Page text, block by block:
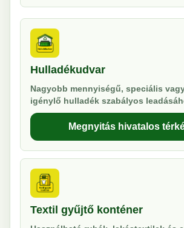
Hulladékudvar
Nagyobb mennyiségű, speciális
igénylő hulladék szabályos
Megnyitás hivatalos
Textil gyűjtő konténer